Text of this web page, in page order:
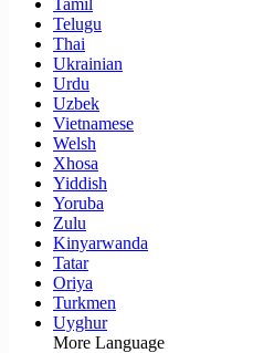
Tamil
Telugu
Thai
Ukrainian
Urdu
Uzbek
Vietnamese
Welsh
Xhosa
Yiddish
Yoruba
Zulu
Kinyarwanda
Tatar
Oriya
Turkmen
Uyghur
More Language